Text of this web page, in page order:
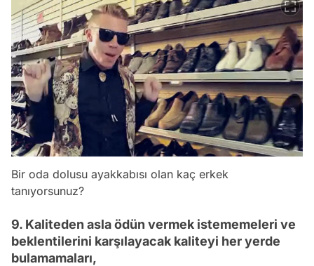
Bir oda dolusu ayakkabısı olan kaç erkek
tanıyorsunuz?
9. Kaliteden asla ödün vermek istememeleri ve
beklentilerini karşılayacak kaliteyi her yerde
bulamamaları,